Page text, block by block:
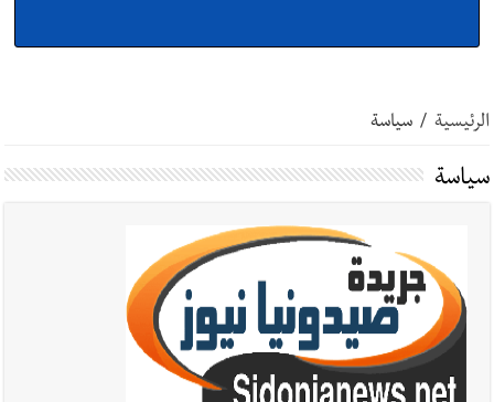
أخبار صيدا مؤسسة مياه لبنان الجنوبي : انخفاض التغذية بالمياه
في صيدا نتيجة الانقطاع المتكرر لخط الخدمات الكهربائي
الرئيسية / سياسة
سياسة